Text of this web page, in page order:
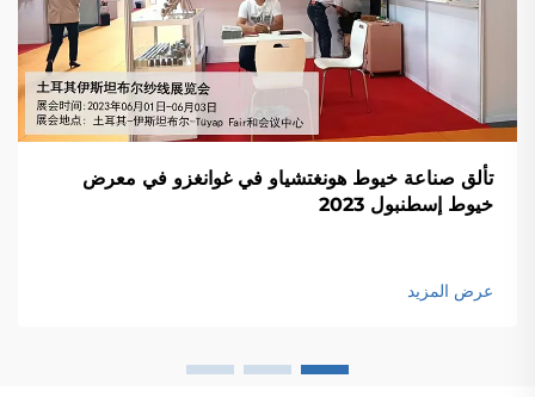
تألق صناعة خيوط هونغتشياو في غوانغزو في معرض
خيوط إسطنبول 2023
عرض المزيد